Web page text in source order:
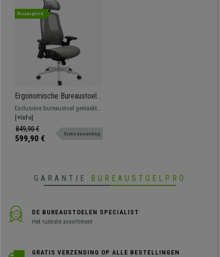
Nieuwigheid
Ergonomische Bureaustoel
EXPLORER, Volledig
Verstelbaar, Modern Design,
Geavanceerde Technologie,
Grijs
Exclusieve bureaustoel gemaakt
met de nieuwste technologie.
Volledig verstelbaar en
ergonomisch, zeer comfortabel en
[+Info]
849,90 €
599,90 € Gratis verzending
GARANTIE BUREAUSTOELPRO
DE BUREAUSTOELEN SPECIALIST
Het ruimste assortiment
GRATIS VERZENDING OP ALLE BESTELLINGEN